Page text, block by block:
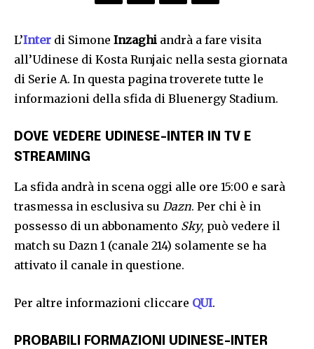
L’Inter di Simone Inzaghi andrà a fare visita
all’Udinese di Kosta Runjaic nella sesta giornata
di Serie A. In questa pagina troverete tutte le
informazioni della sfida di Bluenergy Stadium.
DOVE VEDERE UDINESE-INTER
IN TV E
STREAMING
La sfida andrà in scena oggi alle ore 15:00 e sarà
trasmessa in esclusiva su Dazn. Per chi è in
possesso di un abbonamento Sky, può vedere il
match su Dazn 1 (canale 214) solamente se ha
attivato il canale in questione.
Per altre informazioni cliccare QUI.
PROBABILI FORMAZIONI UDINESE-INTER